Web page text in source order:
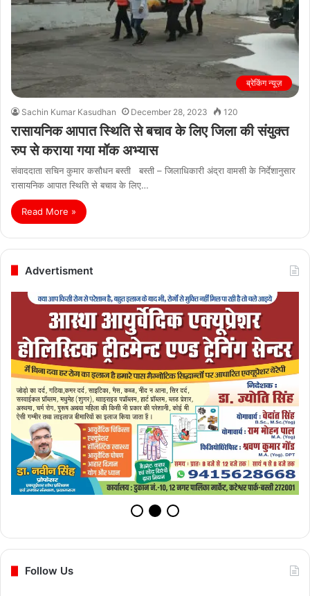
ब्रेकिंग न्यूज़
Sachin Kumar Kasudhan December 28, 2023 120
रासायनिक आपात स्थिति से बचाव के लिए जिला की संयुक्त
रुप से कराया गया मॉक अभ्यास
संवाददाता सचिन कुमार कसौधन बस्ती बस्ती – जिलाधिकारी अंद्रा वामसी के निर्देशानुसार
रासायनिक आपात स्थिति से बचाव के लिए…
Read More »
Advertisment
Follow Us